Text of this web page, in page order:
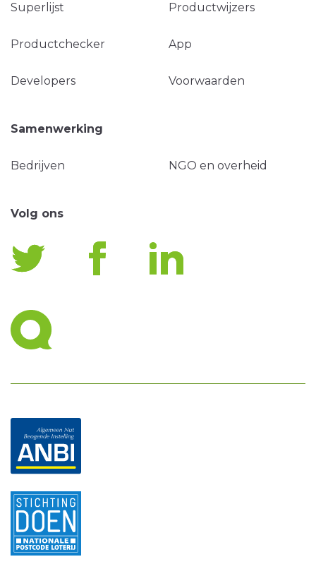
Superlijst Productwijzers
Productchecker App
Developers Voorwaarden
Samenwerking
Bedrijven NGO en overheid
Volg ons